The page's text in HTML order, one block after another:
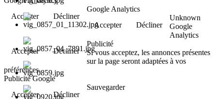
Accepter
Décliner
Google Analytics
Accepter
Décliner
Unknown
Google
Analytics
Accepter
Décliner
Publicité
Si vous acceptez, les annonces présentes
sur la page seront adaptées à vos
préférences.
Publicité Google
Accepter
Décliner
Sauvegarder